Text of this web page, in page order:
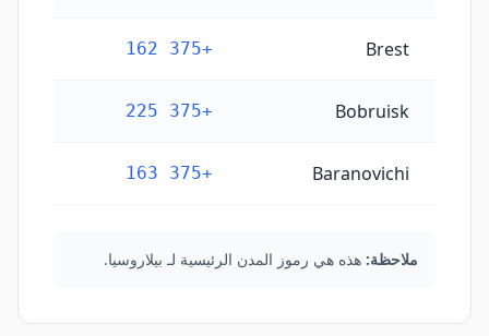
Brest
+375 162
Bobruisk
+375 225
Baranovichi
+375 163
ملاحظة: هذه هي رموز المدن الرئيسية لـ بيلاروسيا.